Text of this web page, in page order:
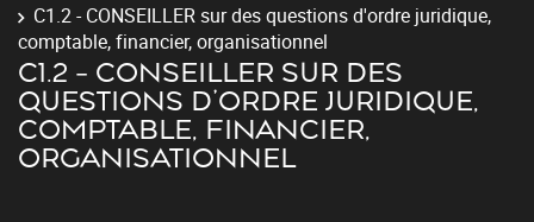
C1.2 - CONSEILLER sur des questions d'ordre juridique,
comptable, financier, organisationnel
C1.2 - CONSEILLER SUR DES
QUESTIONS D'ORDRE JURIDIQUE,
COMPTABLE, FINANCIER,
ORGANISATIONNEL